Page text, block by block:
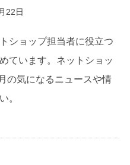
22日
ショップ担当者に役立つ
ています。ネットショッ
の気になるニュースや情
。